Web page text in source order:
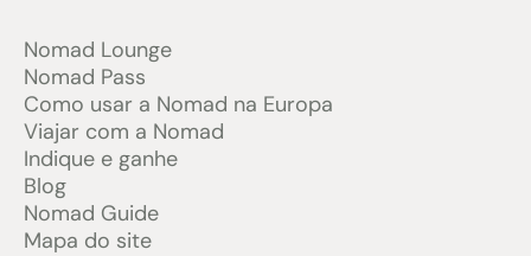
Nomad Lounge
Nomad Pass
Como usar a Nomad na Europa
Viajar com a Nomad
Indique e ganhe
Blog
Nomad Guide
Mapa do site